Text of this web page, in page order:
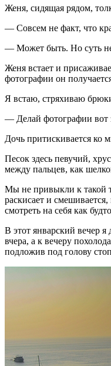
Женя, сидящая рядом,
— Совсем не факт, что
— Может быть. Но суть не
Женя встает и
фотографии он
Я встаю, стряхиваю
— Делай фотографии вот
Дочь притискивается ко
Песок здесь певучий,
между пальцев, как
Мы не привыкли к такой
раскисает и
смотреть на себя как
В этот январский вечер
вчера, а к вечеру
подложив под голову